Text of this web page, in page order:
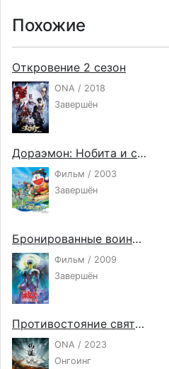
Похожие
Откровение 2 сезон
ONA / 2018
Завершён
Дораэмон: Нобита и странный ветряной наездник
Фильм / 2003
Завершён
Бронированные воины Вотомы: Файлы Пэйлсэна. Фильм
Фильм / 2009
Завершён
Противостояние святого
ONA / 2023
Онгоинг